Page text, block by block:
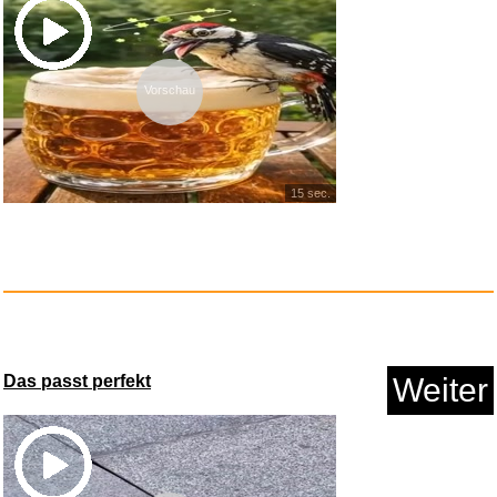
WORX WG801E.91
Heckenschere 20...
Vorschau
15 sec.
Das passt perfekt Weiter